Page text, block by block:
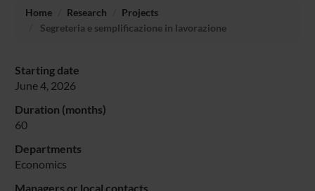
Home Research
Projects
Segreteria e semplificazione in lavorazione
Starting date
June 4, 2026
Duration (months)
60
Departments
Economics
Managers or local contacts